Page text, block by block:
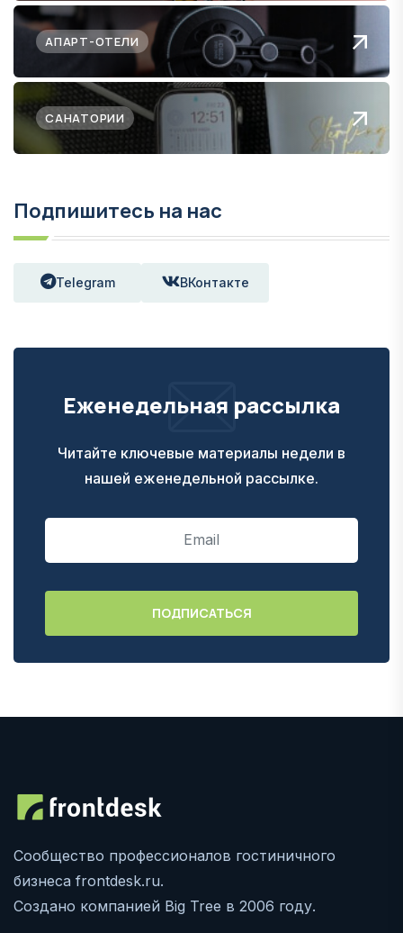
АПАРТ-ОТЕЛИ
САНАТОРИИ
Подпишитесь на нас
Telegram ВКонтакте
Еженедельная рассылка
Читайте ключевые материалы недели в
нашей еженедельной рассылке.
Сообщество профессионалов гостиничного
бизнеса frontdesk.ru.
Создано компанией Big Tree в 2006 году.